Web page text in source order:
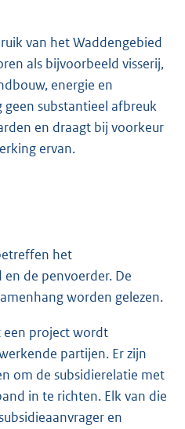
l
k
:
van het Waddengebied
als bijvoorbeeld visserij,
energie en
substantieel afbreuk
en draagt bij voorkeur
ervan.
het
de penvoerder. De
worden gelezen.
project wordt
partijen. Er zijn
om de subsidierelatie met
in te richten. Elk van die
en